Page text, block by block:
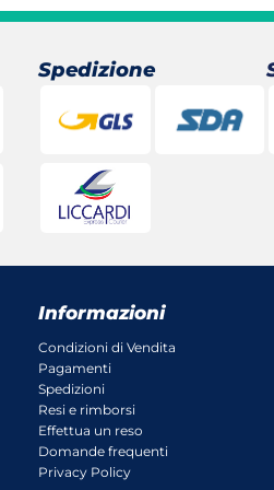
Spedizione
Informazioni
Condizioni di Vendita
Pagamenti
Spedizioni
Resi e rimborsi
Effettua un reso
Domande frequenti
Privacy Policy